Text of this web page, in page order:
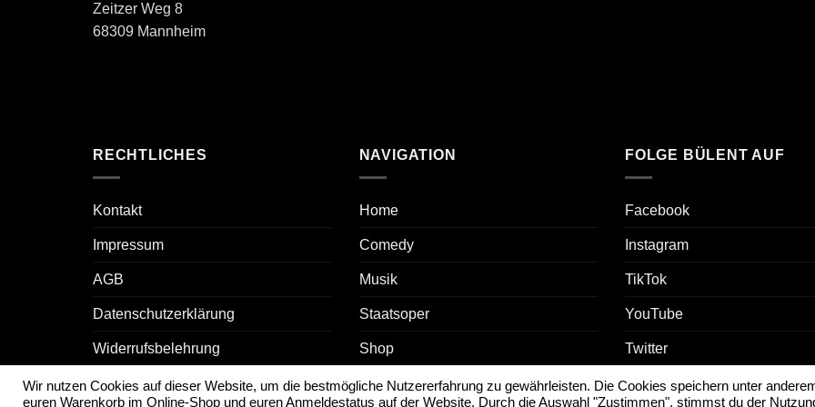
Zeitzer Weg 8
68309 Mannheim
RECHTLICHES
Kontakt
Impressum
AGB
Datenschutzerklärung
Widerrufsbelehrung
Versand
NAVIGATION
Home
Comedy
Musik
Staatsoper
Shop
Presse
FOLGE BÜLENT AUF
Facebook
Instagram
TikTok
YouTube
Twitter
Wir nutzen Cookies auf dieser Website, um die bestmögliche Nutzererfahrung zu gewährleisten. Die Cookies speichern unter
euren Warenkorb im Online-Shop und euren Anmeldestatus auf der Website. Durch die Auswahl "Zustimmen", stimmst du der